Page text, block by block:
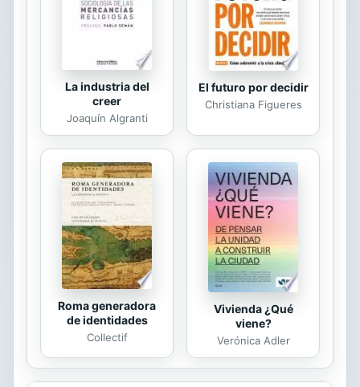
La industria del
creer
Joaquín Algranti
El futuro por decidir
Christiana Figueres
Roma generadora
de identidades
Collectif
Vivienda ¿Qué
viene?
Verónica Adler